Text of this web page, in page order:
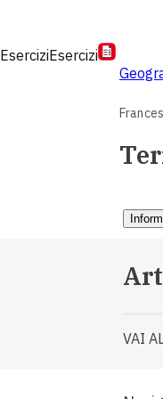
EserciziEsercizi
VAI